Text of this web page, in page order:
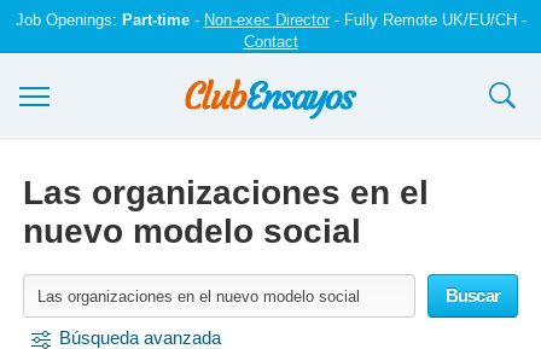
Job Openings: Part-time- Non-exec Director- Fully Remote UK/EU/CH -
Contact
Registrarse
Iniciar sesión
Contáctenos
Las organizaciones en el
nuevo modelo social
Buscar
Búsqueda avanzada